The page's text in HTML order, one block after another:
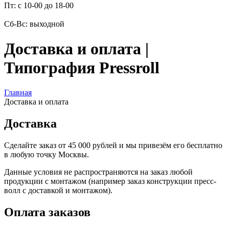
Пт: с 10-00 до 18-00
Сб-Вс: выходной
Доставка и оплата |
Типография Pressroll
Главная
Доставка и оплата
Доставка
Сделайте заказ от 45 000 рублей и мы привезём его бесплатно
в любую точку Москвы.
Данные условия не распространяются на заказ любой
продукции с монтажом (например заказ конструкции пресс-
волл с доставкой и монтажом).
Оплата заказов